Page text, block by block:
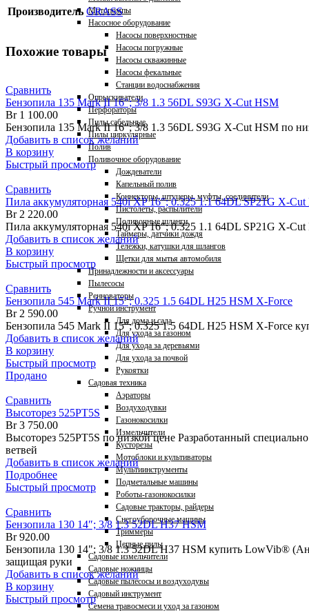
Мотопомпы
Насосное оборудование
Насосы поверхностные
Насосы погружные
Насосы скважинные
Насосы фекальные
Станции водоснабжения
Опрыскиватели
Перфораторы
Пилы сабельные
Пилы циркулярные
Полив
Поливочное оборудование
Дождеватели
Капельный полив
Коннекторы, штуцеры, муфты, соединители
Пистолеты, распылители
Поливочные шланги
Таймеры, датчики дождя
Тележки, катушки для шлангов
Щетки для мытья автомобиля
Принадлежности и аксессуары
Пылесосы
Ренноваторы
Ручной инструмент
Для дома и сада
Для ухода за газоном
Для ухода за деревьями
Для ухода за почвой
Рукоятки
Садовая техника
Аэраторы
Воздуходувки
Газонокосилки
Измельчители
Кусторезы
Мотоблоки и культиваторы
Мультиинструменты
Подметальные машины
Роботы-газонокосилки
Садовые тракторы, райдеры
Снегоуборочные машины
Триммеры
Цепные пилы
Садовые измельчители
Садовые ножницы
Садовые пылесосы и воздуходувы
Садовый инструмент
Семена травосмеси и уход за газоном
Производитель GRASS
Похожие товары
Сравнить
Бензопила 135 Mark II 16″; 3/8 1.3 56DL S93G X-Cut HSM
Br1 100.00
Бензопила 135 Mark II 16″; 3/8 1.3 56DL S93G X-Cut HSM по
Добавить в список желаний
В корзину
Быстрый просмотр
Сравнить
Пила аккумуляторная 540i XP 16″; 0.325 1.1 64DL SP21G X-
Br2 220.00
Пила аккумуляторная 540i XP 16″; 0.325 1.1 64DL SP21G X-
Добавить в список желаний
В корзину
Быстрый просмотр
Сравнить
Бензопила 545 Mark II 15″; 0.325 1.5 64DL H25 HSM X-Force
Br2 590.00
Бензопила 545 Mark II 15″; 0.325 1.5 64DL H25 HSM X-Force
Добавить в список желаний
В корзину
Быстрый просмотр
Продано
Сравнить
Высоторез 525PT5S
Br3 750.00
Высоторез 525PT5S по низкой цене Разработанный
ветвей
Добавить в список желаний
Подробнее
Быстрый просмотр
Сравнить
Бензопила 130 14″; 3/8 1.3 52DL H37 HSM
Br920.00
Бензопила 130 14"; 3/8 1.3 52DL H37 HSM купить LowVib®
защищая руки
Добавить в список желаний
В корзину
Быстрый просмотр